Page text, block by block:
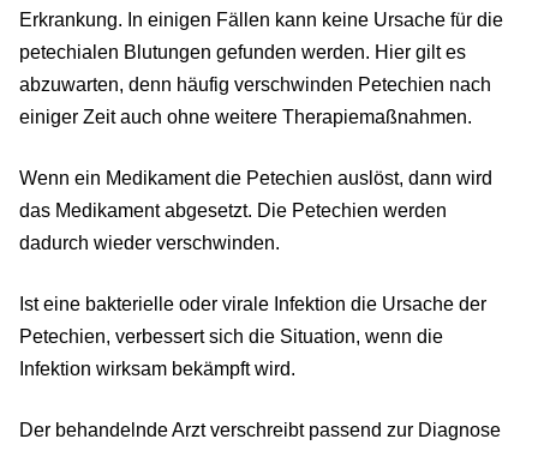
Erkrankung. In einigen Fällen kann keine Ursache für die
petechialen Blutungen gefunden werden. Hier gilt es
abzuwarten, denn häufig verschwinden Petechien nach
einiger Zeit auch ohne weitere Therapiemaßnahmen.
Wenn ein Medikament die Petechien auslöst, dann wird
das Medikament abgesetzt. Die Petechien werden
dadurch wieder verschwinden.
Ist eine bakterielle oder virale Infektion die Ursache der
Petechien, verbessert sich die Situation, wenn die
Infektion wirksam bekämpft wird.
Der behandelnde Arzt verschreibt passend zur Diagnose